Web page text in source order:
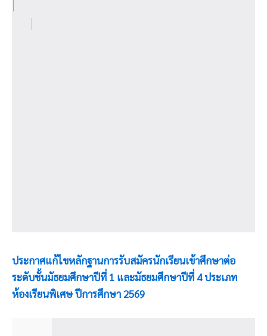
ประกาศแก้ไขหลักฐานการรับสมัครนักเรียนเข้าศึกษาต่อ
ระดับชั้นมัธยมศึกษาปีที่ 1 และมัธยมศึกษาปีที่ 4 ประเภท
ห้องเรียนพิเศษ ปีการศึกษา 2569